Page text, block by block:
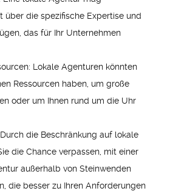
über die spezifische Expertise und
das für Ihr Unternehmen
Lokale Agenturen könnten
Ressourcen haben, um große
oder um Ihnen rund um die Uhr
die Beschränkung auf lokale
die Chance verpassen, mit einer
außerhalb von Steinwenden
die besser zu Ihren Anforderungen